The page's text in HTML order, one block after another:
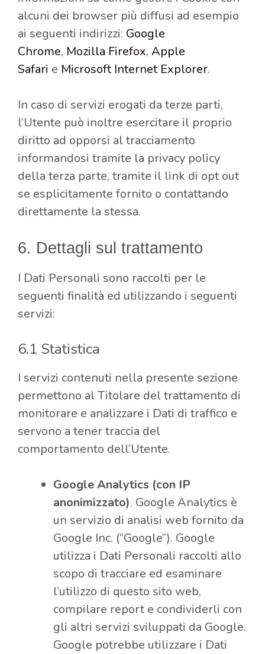
alcuni dei browser più diffusi ad esempio
ai seguenti indirizzi: Google
Chrome, Mozilla Firefox, Apple
Safari e Microsoft Internet Explorer.
In caso di servizi erogati da terze parti,
l’Utente può inoltre esercitare il proprio
diritto ad opporsi al tracciamento
informandosi tramite la privacy policy
della terza parte, tramite il link di opt out
se esplicitamente fornito o contattando
direttamente la stessa.
6. Dettagli sul trattamento
I Dati Personali sono raccolti per le
seguenti finalità ed utilizzando i seguenti
servizi:
6.1 Statistica
I servizi contenuti nella presente sezione
permettono al Titolare del trattamento di
monitorare e analizzare i Dati di traffico e
servono a tener traccia del
comportamento dell’Utente.
Google Analytics (con IP
anonimizzato). Google Analytics è
un servizio di analisi web fornito da
Google Inc. (“Google”). Google
utilizza i Dati Personali raccolti allo
scopo di tracciare ed esaminare
l’utilizzo di questo sito web,
compilare report e condividerli con
gli altri servizi sviluppati da Google.
Google potrebbe utilizzare i Dati